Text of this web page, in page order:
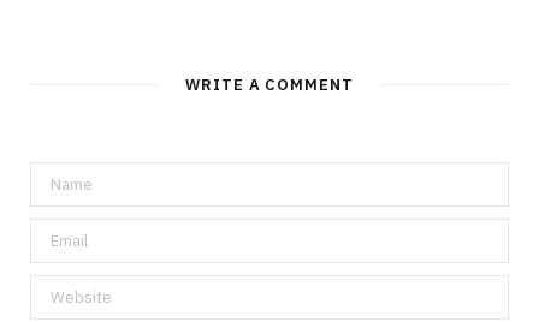
WRITE A COMMENT